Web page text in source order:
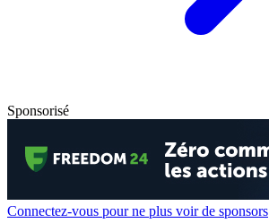
Sponsorisé
Connectez-vous pour ne plus voir de sponsors